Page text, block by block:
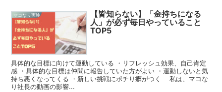
マコなり実験
【皆知らない】「金持ちになる
人」が必ず毎日やっていること
TOP5
具体的な目標に向けて運動している ・リフレッシュ効果、自己肯定
感 ・具体的な目標は仲間に報告していた方がよい ・運動しないと気
持ち悪くなってくる ・新しい挑戦にポチり癖がつく 私は、マコな
り社長の動画の影響...